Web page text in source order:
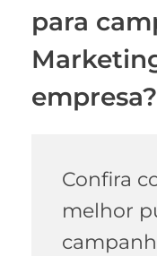
para
empresa?
Confira
melhor